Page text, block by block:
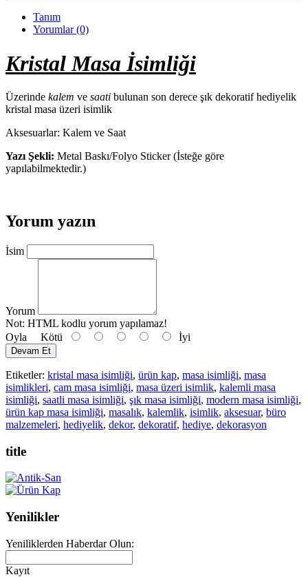
Tanım
Yorumlar (0)
Kristal Masa İsimliği
Üzerinde kalem ve saati bulunan son derece şık dekoratif hediyelik
kristal masa üzeri isimlik
Aksesuarlar: Kalem ve Saat
Yazı Şekli: Metal Baskı/Folyo Sticker (İsteğe göre
yapılabilmektedir.)
Yorum yazın
İsim
Yorum
Not: HTML kodlu yorum yapılamaz!
Oyla Kötü İyi
Devam Et
Etiketler: kristal masa isimliği, ürün kap, masa isimliği, masa
isimlikleri, cam masa isimliği, masa üzeri isimlik, kalemli masa
isimliği, saatli masa isimliği, şık masa isimliği, modern masa isimliği,
ürün kap masa isimliği, masalık, kalemlik, isimlik, aksesuar, büro
malzemeleri, hediyelik, dekor, dekoratif, hediye, dekorasyon
title
Yenilikler
Yeniliklerden Haberdar Olun:
Kayıt